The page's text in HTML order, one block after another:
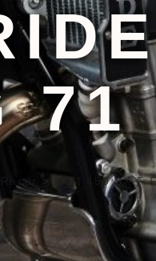
> KTM 450 SX-F